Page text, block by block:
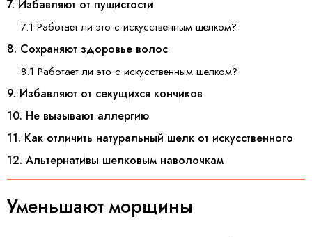
7. Избавляют от пушистости
7.1 Работает ли это с искусственным шелком?
8. Сохраняют здоровье волос
8.1 Работает ли это с искусственным шелком?
9. Избавляют от секущихся кончиков
10. Не вызывают аллергию
11. Как отличить натуральный шелк от искусственного
12. Альтернативы шелковым наволочкам
Уменьшают морщины